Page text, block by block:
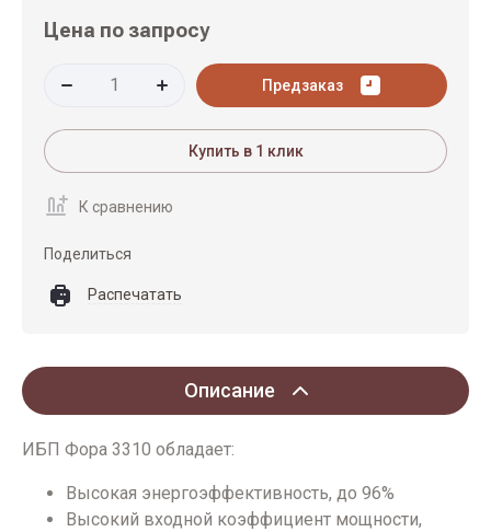
Цена по запросу
Предзаказ
Купить в 1 клик
К сравнению
Поделиться
Распечатать
Описание
ИБП Фора 3310 обладает:
Высокая энергоэффективность, до 96%
Высокий входной коэффициент мощности,